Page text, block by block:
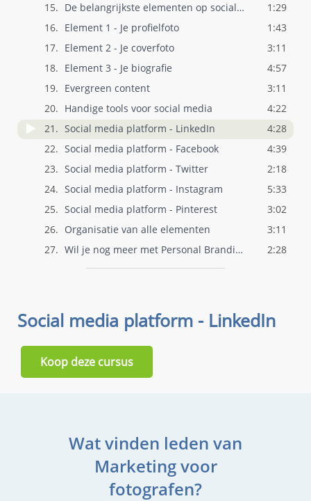
15.
De belangrijkste elementen op social med..
1:29
16. Element 1 - Je profielfoto
1:43
17. Element 2 - Je coverfoto
3:11
18. Element 3 - Je biografie
4:57
19. Evergreen content
3:11
20. Handige tools voor social media
4:22
21. Social media platform - LinkedIn
4:28
22. Social media platform - Facebook
4:39
23. Social media platform - Twitter
2:18
24. Social media platform - Instagram
5:33
25. Social media platform - Pinterest
3:02
26. Organisatie van alle elementen
3:11
27.
Wil je nog meer met Personal Branding aa.. 2:28
Social media platform - LinkedIn
Koop deze cursus
Wat vinden leden van
Marketing voor
fotografen?